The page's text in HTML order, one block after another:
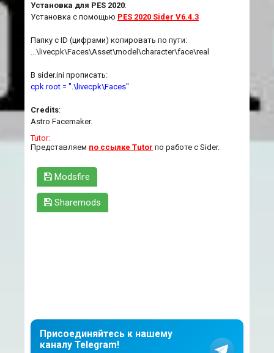
Установка для PES 2020:
Установка с помощью PES 2020 Sider V6.4.3
Папку с ID (цифрами) копировать по пути:
...\livecpk\Faces\Asset\model\character\face\real
В sider.ini прописать:
cpk.root = ".\livecpk\Faces"
Credits:
Astro Facemaker.
Tutor:
Представляем по ссылке Tutor по работе с Sider.
Modsfire
Sharemods
Присоединяйтесь к нашему
каналу Telegram!